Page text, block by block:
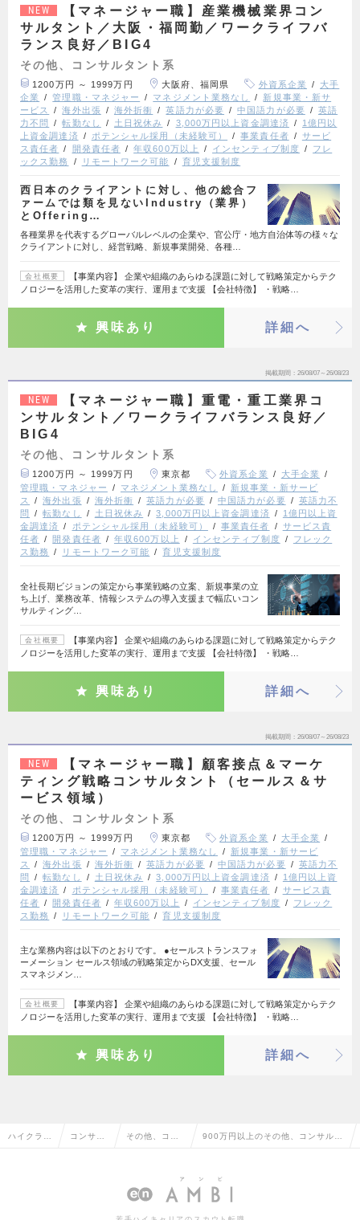
NEW
【マネージャー職】産業機械業界コン
サルタント／大阪・福岡勤／ワークライフバ
ランス良好／BIG4
その他、コンサルタント系
1200万円 ～ 1999万円 大阪府、福岡県 外資系企業
大手
企業
管理職・マネジャー マネジメント業務なし
新規事業・新サ
ービス
海外出張 海外折衝 英語力が必要 中国語力が必要
英語
力不問
転勤なし 土日祝休み 3,000万円以上資金調達済
1億円以
上資金調達済
ポテンシャル採用（未経験可） 事業責任者
サービ
ス責任者
開発責任者 年収600万以上 インセンティブ制度
フレ
ックス勤務
リモートワーク可能 育児支援制度
西日本のクライアントに対し、他の総合フ
ァームでは類を見ないIndustry（業界）
とOffering…
各種業界を代表するグローバルレベルの企業や、官公庁・地方自治体等の様々な
クライアントに対し、経営戦略、新規事業開発、各種…
会社概要
【事業内容】 企業や組織のあらゆる課題に対して戦略策定からテク
ノロジーを活用した変革の実行、運用まで支援 【会社特徴】 ・戦略…
興味あり 詳細へ
掲載期間 26/08/07～26/08/23
NEW
【マネージャー職】重電・重工業界コ
ンサルタント／ワークライフバランス良好／
BIG4
その他、コンサルタント系
1200万円 ～ 1999万円 東京都 外資系企業
大手企業
管理職・マネジャー
マネジメント業務なし
新規事業・新サービ
ス
海外出張 海外折衝 英語力が必要 中国語力が必要
英語力不
問
転勤なし 土日祝休み 3,000万円以上資金調達済
1億円以上資
金調達済
ポテンシャル採用（未経験可） 事業責任者
サービス責
任者
開発責任者 年収600万以上 インセンティブ制度
フレック
ス勤務
リモートワーク可能 育児支援制度
全社長期ビジョンの策定から事業戦略の立案、新規事業の立
ち上げ、業務改革、情報システムの導入支援まで幅広いコン
サルティング…
会社概要
【事業内容】 企業や組織のあらゆる課題に対して戦略策定からテク
ノロジーを活用した変革の実行、運用まで支援 【会社特徴】 ・戦略…
興味あり 詳細へ
掲載期間 26/08/07～26/08/23
NEW
【マネージャー職】顧客接点＆マーケ
ティング戦略コンサルタント（セールス＆サ
ービス領域）
その他、コンサルタント系
1200万円 ～ 1999万円 東京都 外資系企業
大手企業
管理職・マネジャー
マネジメント業務なし
新規事業・新サービ
ス
海外出張 海外折衝 英語力が必要 中国語力が必要
英語力不
問
転勤なし 土日祝休み 3,000万円以上資金調達済
1億円以上資
金調達済
ポテンシャル採用（未経験可） 事業責任者
サービス責
任者
開発責任者 年収600万以上 インセンティブ制度
フレック
ス勤務
リモートワーク可能 育児支援制度
主な業務内容は以下のとおりです。 ●セールストランスフォ
ーメーション セールス領域の戦略策定からDX支援、セール
スマネジメン…
会社概要
【事業内容】 企業や組織のあらゆる課題に対して戦略策定からテク
ノロジーを活用した変革の実行、運用まで支援 【会社特徴】 ・戦略…
興味あり 詳細へ
ハイクラス コンサル その他、コン 900万円以上のその他、コンサルタ